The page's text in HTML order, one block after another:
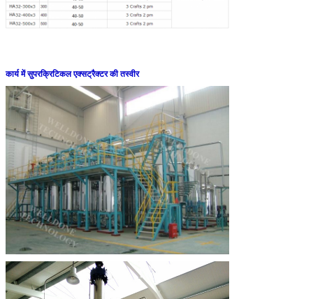
कार्य में सुपरक्रिटिकल एक्सट्रैक्टर की तस्वीर